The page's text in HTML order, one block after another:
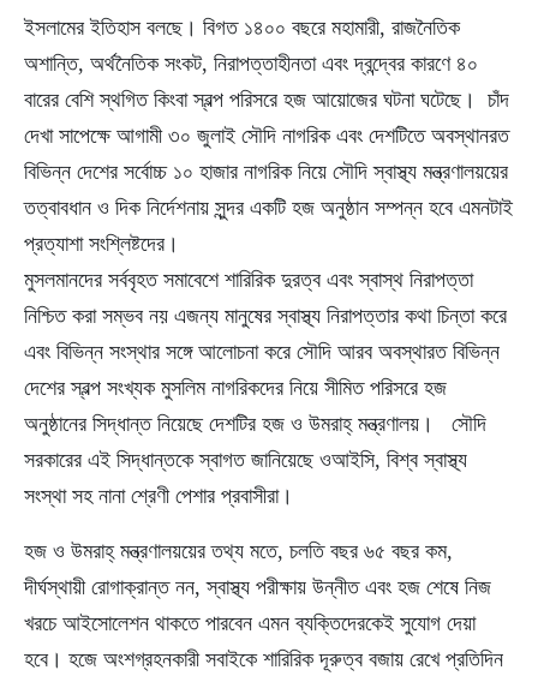
ইসলামের ইতিহাস বলছে। বিগত ১৪০০ বছরে মহামারী, রাজনৈতিক
অশান্তি, অর্থনৈতিক সংকট, নিরাপত্তাহীনতা এবং দ্বন্দ্বের কারণে ৪০
বারের বেশি স্থগিত কিংবা স্বল্প পরিসরে হজ আয়োজের ঘটনা ঘটেছে। চাঁদ
দেখা সাপেক্ষে আগামী ৩০ জুলাই সৌদি নাগরিক এবং দেশটিতে অবস্থানরত
বিভিন্ন দেশের সর্বোচ্চ ১০ হাজার নাগরিক নিয়ে সৌদি স্বাস্থ্য মন্ত্রণালয়য়ের
তত্বাবধান ও দিক নির্দেশনায় সুন্দর একটি হজ অনুষ্ঠান সম্পন্ন হবে এমনটাই
প্রত্যাশা সংশ্লিষ্টদের।
মুসলমানদের সর্ববৃহত সমাবেশে শারিরিক দুরত্ব এবং স্বাস্থ নিরাপত্তা
নিশ্চিত করা সম্ভব নয় এজন্য মানুষের স্বাস্থ্য নিরাপত্তার কথা চিন্তা করে
এবং বিভিন্ন সংস্থার সঙ্গে আলোচনা করে সৌদি আরব অবস্থারত বিভিন্ন
দেশের স্বল্প সংখ্যক মুসলিম নাগরিকদের নিয়ে সীমিত পরিসরে হজ
অনুষ্ঠানের সিদ্ধান্ত নিয়েছে দেশটির হজ ও উমরাহ্‌ মন্ত্রণালয়। সৌদি
সরকারের এই সিদ্ধান্তকে স্বাগত জানিয়েছে ওআইসি, বিশ্ব স্বাস্থ্য
সংস্থা সহ নানা শ্রেণী পেশার প্রবাসীরা।
হজ ও উমরাহ্‌ মন্ত্রণালয়য়ের তথ্য মতে, চলতি বছর ৬৫ বছর কম,
দীর্ঘস্থায়ী রোগাক্রান্ত নন, স্বাস্থ্য পরীক্ষায় উন্নীত এবং হজ শেষে নিজ
খরচে আইসোলেশন থাকতে পারবেন এমন ব্যক্তিদেরকেই সুযোগ দেয়া
হবে। হজে অংশগ্রহনকারী সবাইকে শারিরিক দূরুত্ব বজায় রেখে প্রতিদিন